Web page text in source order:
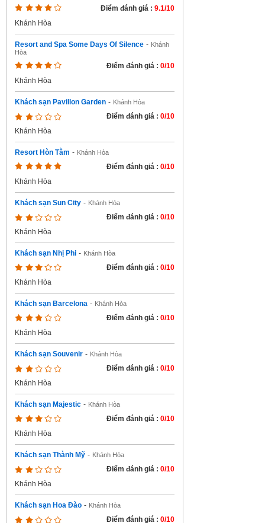
Điểm đánh giá : 9.1/10
Khánh Hòa
Resort and Spa Some Days Of Silence - Khánh
Hòa
Điểm đánh giá : 0/10
Khánh Hòa
Khách sạn Pavillon Garden - Khánh Hòa
Điểm đánh giá : 0/10
Khánh Hòa
Resort Hòn Tằm - Khánh Hòa
Điểm đánh giá : 0/10
Khánh Hòa
Khách sạn Sun City - Khánh Hòa
Điểm đánh giá : 0/10
Khánh Hòa
Khách sạn Nhị Phi - Khánh Hòa
Điểm đánh giá : 0/10
Khánh Hòa
Khách sạn Barcelona - Khánh Hòa
Điểm đánh giá : 0/10
Khánh Hòa
Khách sạn Souvenir - Khánh Hòa
Điểm đánh giá : 0/10
Khánh Hòa
Khách sạn Majestic - Khánh Hòa
Điểm đánh giá : 0/10
Khánh Hòa
Khách sạn Thành Mỹ - Khánh Hòa
Điểm đánh giá : 0/10
Khánh Hòa
Khách sạn Hoa Đào - Khánh Hòa
Điểm đánh giá : 0/10